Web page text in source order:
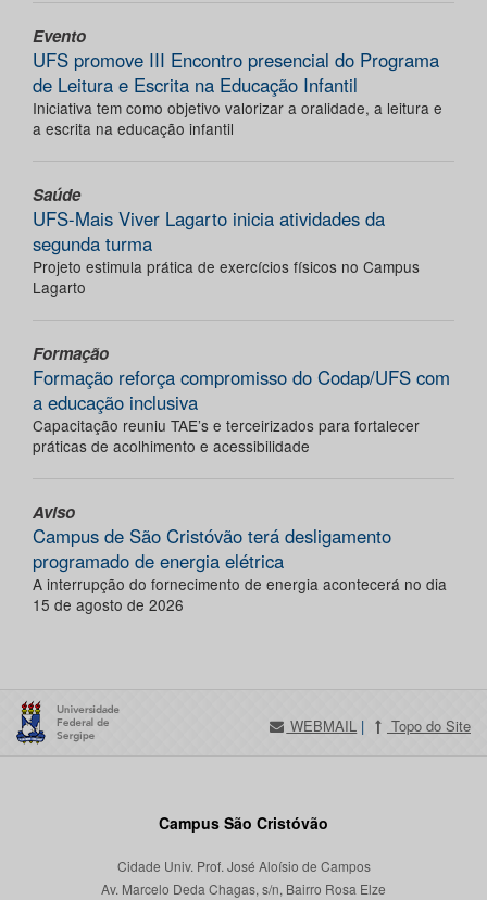
Evento
UFS promove III Encontro presencial do Programa
de Leitura e Escrita na Educação Infantil
Iniciativa tem como objetivo valorizar a oralidade, a leitura e
a escrita na educação infantil
Saúde
UFS-Mais Viver Lagarto inicia atividades da
segunda turma
Projeto estimula prática de exercícios físicos no Campus
Lagarto
Formação
Formação reforça compromisso do Codap/UFS com
a educação inclusiva
Capacitação reuniu TAE’s e terceirizados para fortalecer
práticas de acolhimento e acessibilidade
Aviso
Campus de São Cristóvão terá desligamento
programado de energia elétrica
A interrupção do fornecimento de energia acontecerá no dia
15 de agosto de 2026
WEBMAIL | Topo do Site
Campus São Cristóvão
Cidade Univ. Prof. José Aloísio de Campos
Av. Marcelo Deda Chagas, s/n, Bairro Rosa Elze